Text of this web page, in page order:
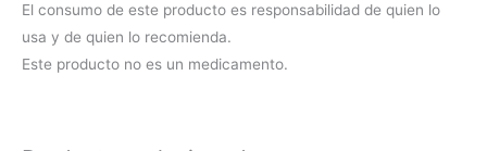
El consumo de este producto es responsabilidad de quien lo
usa y de quien lo recomienda.
Este producto no es un medicamento.